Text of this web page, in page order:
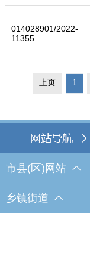
014028901/2022-
11355
上页 1
市县(区)网站
乡镇街道